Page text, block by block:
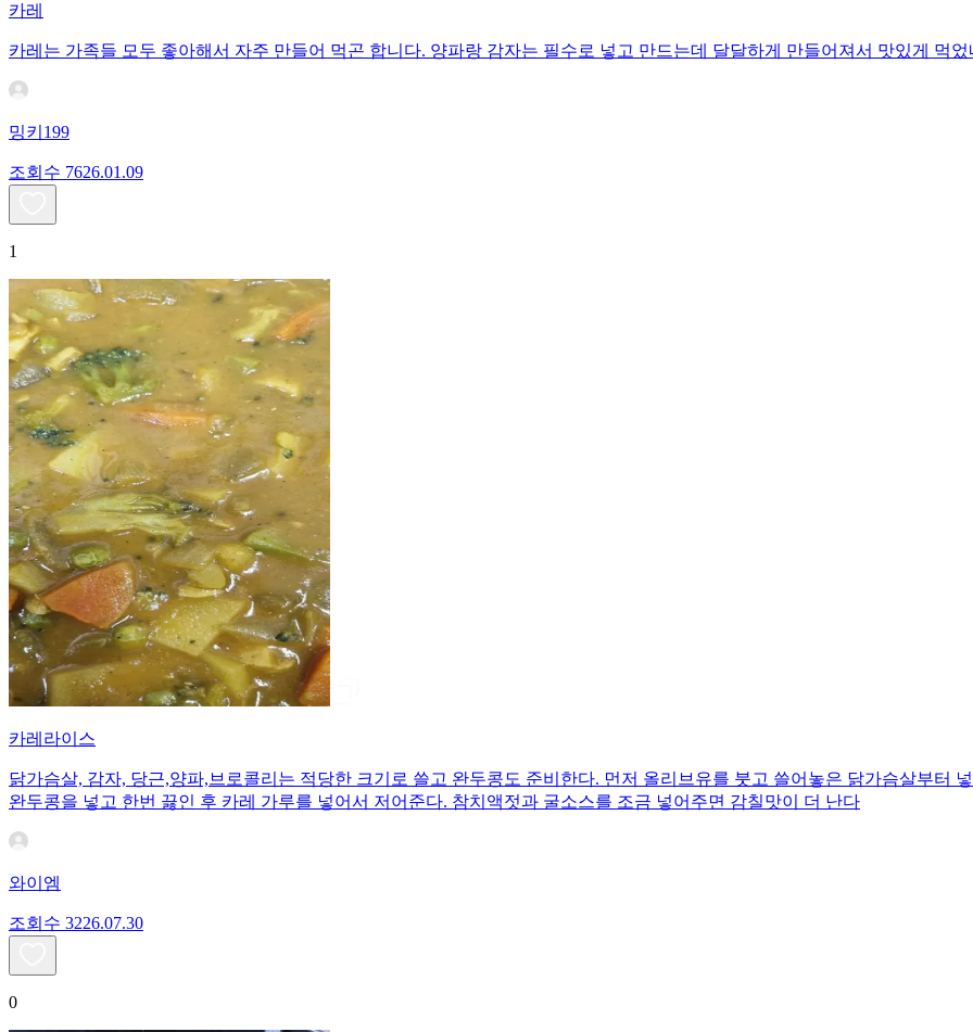
카레
카레는 가족들 모두 좋아해서 자주 만들어 먹곤 합니다. 양파랑 감자는 필수로 넣고 만드는데 달달하게 만들어져서 맛있게 먹었
밍키199
조회수 7626.01.09
1
카레라이스
닭가슴살, 감자, 당근,양파,브로콜리는 적당한 크기로 쓸고 완두콩도 준비한다. 먼저 올리브유를 붓고 쓸어놓은 닭가슴살부터
완두콩을 넣고 한번 끓인 후 카레 가루를 넣어서 저어준다. 참치액젓과 굴소스를 조금 넣어주면 감칠맛이 더 난다
와이엠
조회수 3226.07.30
0